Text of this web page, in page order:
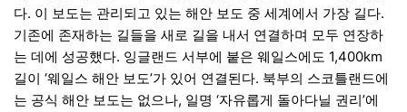
다. 이 보도는 관리되고 있는 해안 보도 중 세계에서 가장 길다.
기존에 존재하는 길들을 새로 길을 내서 연결하며 모두 연장하
는 데에 성공했다. 잉글랜드 서부에 붙은 웨일스에도 1,400km
길이 ‘웨일스 해안 보도’가 있어 연결된다. 북부의 스코틀랜드에
는 공식 해안 보도는 없으나, 일명 ‘자유롭게 돌아다닐 권리’에